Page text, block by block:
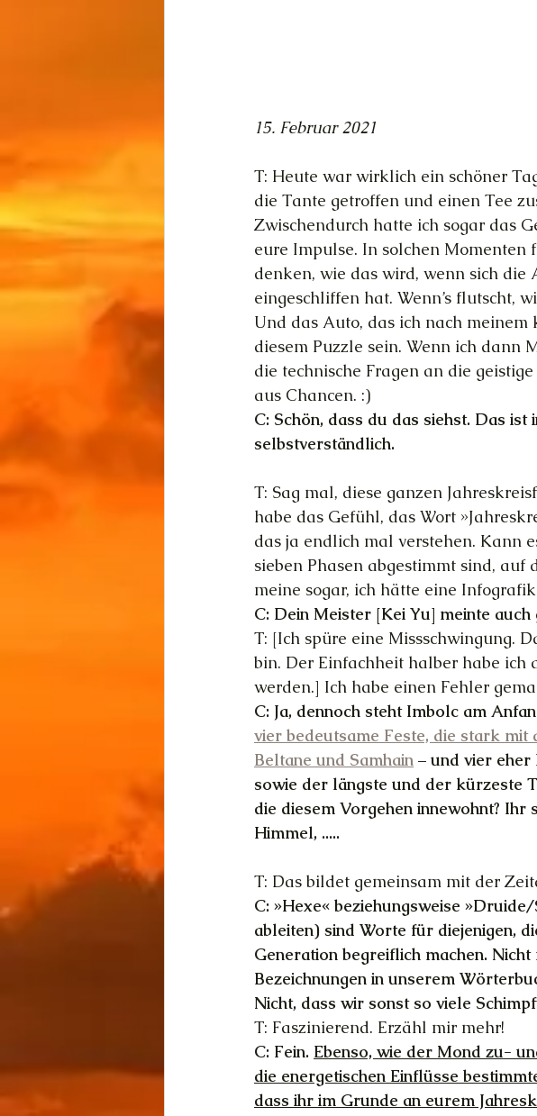
15. Februar 2021
T: Heute war wirklich ein schöner
die Tante getroffen und einen Tee
Zwischendurch hatte ich sogar das
eure Impulse. In solchen Momenten
denken, wie das wird, wenn sich die
eingeschliffen hat. Wenn’s flutscht,
Und das Auto, das ich nach
diesem Puzzle sein. Wenn ich dann
die technische Fragen an die
aus Chancen. :)
C: Schön, dass du das siehst. Das
selbstverständlich.
T: Sag mal, diese ganzen
habe das Gefühl, das Wort
das ja endlich mal verstehen. Kann
sieben Phasen abgestimmt sind, auf
meine sogar, ich hätte eine
C: Dein Meister [Kei Yu] meinte auch
T: [Ich spüre eine Missschwingung.
bin. Der Einfachheit halber habe ich
werden.] Ich habe einen Fehler
C: Ja, dennoch steht Imbolc am
vier bedeutsame Feste, die stark mit
Beltane und Samhain – und vier eher
sowie der längste und der kürzeste
die diesem Vorgehen innewohnt?
Himmel, .....
T: Das bildet gemeinsam mit der
C: »Hexe« beziehungsweise
ableiten) sind Worte für diejenigen,
Generation begreiflich machen.
Bezeichnungen in unserem
Nicht, dass wir sonst so viele
T: Faszinierend. Erzähl mir mehr!
C: Fein. Ebenso, wie der Mond zu-
die energetischen Einflüsse
dass ihr im Grunde an eurem